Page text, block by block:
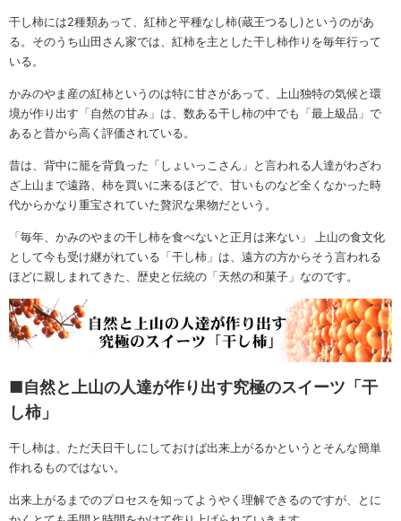
干し柿には2種類あって、紅柿と平種なし柿(蔵王つるし)というのがあ
る。そのうち山田さん家では、紅柿を主とした干し柿作りを毎年行って
いる。
かみのやま産の紅柿というのは特に甘さがあって、上山独特の気候と環
境が作り出す「自然の甘み」は、数ある干し柿の中でも「最上級品」で
あると昔から高く評価されている。
昔は、背中に籠を背負った「しょいっこさん」と言われる人達がわざわ
ざ上山まで遠路、柿を買いに来るほどで、甘いものなど全くなかった時
代からかなり重宝されていた贅沢な果物だという。
「毎年、かみのやまの干し柿を食べないと正月は来ない」 上山の食文化
として今も受け継がれている「干し柿」は、遠方の方からそう言われる
ほどに親しまれてきた、歴史と伝統の「天然の和菓子」なのです。
■自然と上山の人達が作り出す究極のスイーツ「干
し柿」
干し柿は、ただ天日干しにしておけば出来上がるかというとそんな簡単
作れるものではない。
出来上がるまでのプロセスを知ってようやく理解できるのですが、とに